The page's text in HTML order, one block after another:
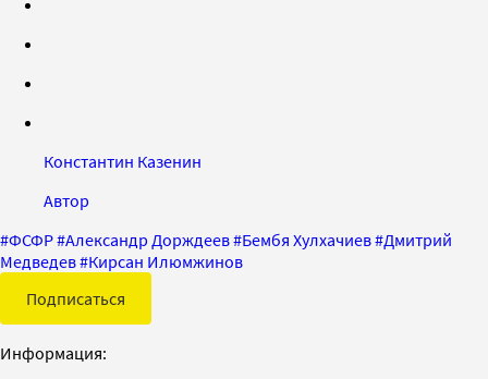
Константин Казенин
Автор
#ФСФР#Александр Дорждеев#Бембя Хулхачиев#Дмитрий
Медведев#Кирсан Илюмжинов
Подписаться
Информация: